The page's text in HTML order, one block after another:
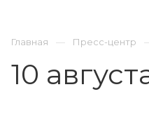
Главная Пресс-центр
10